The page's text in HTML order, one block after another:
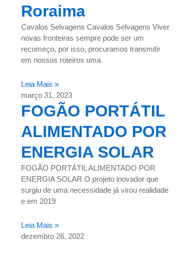
Roraima
Cavalos Selvagens Cavalos Selvagens Viver
novas fronteiras sempre pode ser um
recomeço, por isso, procuramos transmitir
em nossos roteiros uma
Leia Mais »
março 31, 2023
FOGÃO PORTÁTIL
ALIMENTADO POR
ENERGIA SOLAR
FOGÃO PORTÁTIL ALIMENTADO POR
ENERGIA SOLAR O projeto inovador que
surgiu de uma necessidade já virou realidade
e em 2019
Leia Mais »
dezembro 26, 2022